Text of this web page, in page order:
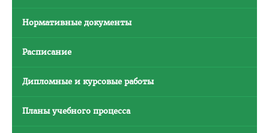
Комиссия по снижению оплаты, переводу на бюджет
Нормативные документы
Сектор клинической ординатуры и интернатуры
Нормативные документы
Расписание
Дипломные и курсовые работы
Планы учебного процесса